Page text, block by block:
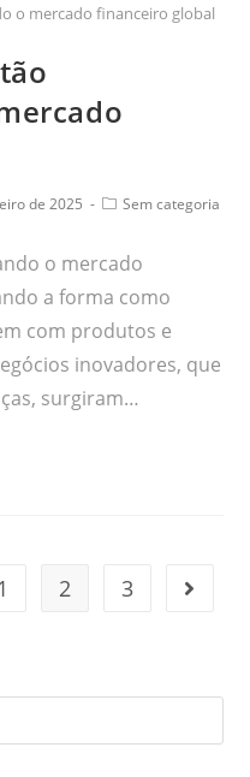
o mercado financeiro global
de 2025 Sem categoria
o mercado
a forma como
com produtos e
inovadores, que
surgiram…
1 2 3